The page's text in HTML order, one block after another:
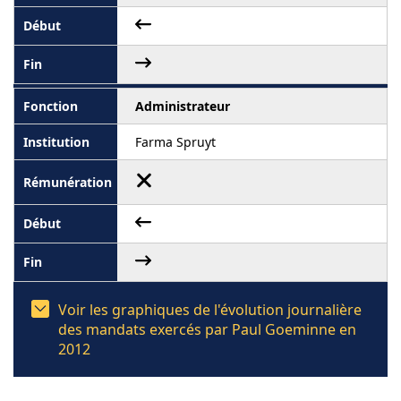
Administrateur
Farma Spruyt
Voir les graphiques de l'évolution journalière
des mandats exercés par Paul Goeminne en
2012